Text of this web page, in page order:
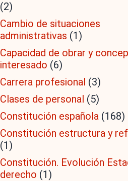
(2)
Cambio de situaciones
administrativas (1)
Capacidad de obrar y
interesado (6)
Carrera profesional (3)
Clases de personal (5)
Constitución española (168)
Constitución estructura y
(1)
Constitución. Evolución
derecho (1)